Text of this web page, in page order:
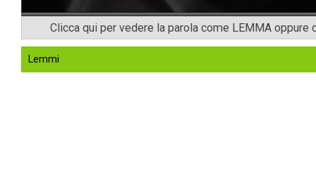
Clicca qui per vedere la parola come LEMMA oppure
Lemmi